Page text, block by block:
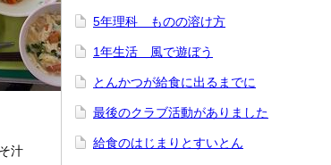
汁
5年理科 ものの溶け方
1年生活 風で遊ぼう
とんかつが給食に出るまでに
最後のクラブ活動がありました
給食のはじまりとすいとん